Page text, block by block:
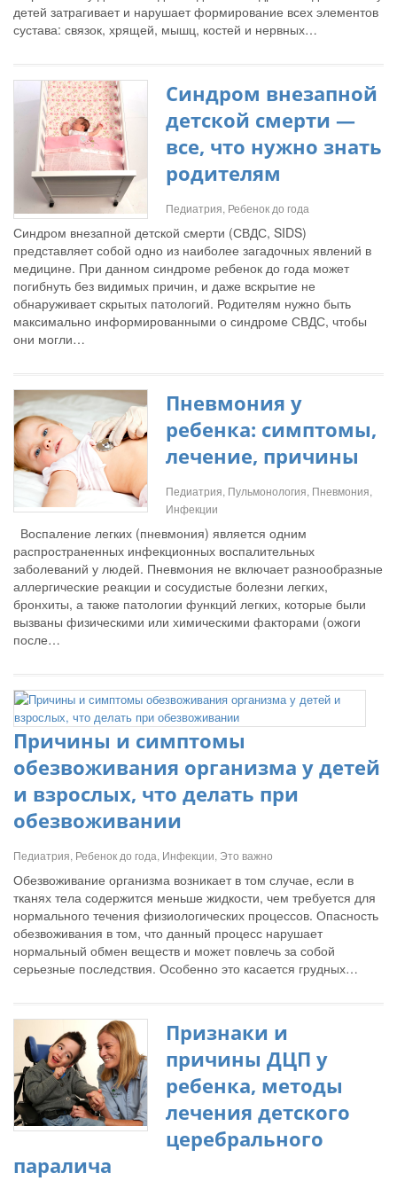
детей затрагивает и нарушает формирование всех элементов
сустава: связок, хрящей, мышц, костей и нервных…
Синдром внезапной
детской смерти —
все, что нужно знать
родителям
Педиатрия, Ребенок до года
Синдром внезапной детской смерти (СВДС, SIDS)
представляет собой одно из наиболее загадочных явлений в
медицине. При данном синдроме ребенок до года может
погибнуть без видимых причин, и даже вскрытие не
обнаруживает скрытых патологий. Родителям нужно быть
максимально информированными о синдроме СВДС, чтобы
они могли…
Пневмония у
ребенка: симптомы,
лечение, причины
Педиатрия, Пульмонология, Пневмония,
Инфекции
Воспаление легких (пневмония) является одним
распространенных инфекционных воспалительных
заболеваний у людей. Пневмония не включает разнообразные
аллергические реакции и сосудистые болезни легких,
бронхиты, а также патологии функций легких, которые были
вызваны физическими или химическими факторами (ожоги
после…
Причины и симптомы
обезвоживания организма у детей
и взрослых, что делать при
обезвоживании
Педиатрия, Ребенок до года, Инфекции, Это важно
Обезвоживание организма возникает в том случае, если в
тканях тела содержится меньше жидкости, чем требуется для
нормального течения физиологических процессов. Опасность
обезвоживания в том, что данный процесс нарушает
нормальный обмен веществ и может повлечь за собой
серьезные последствия. Особенно это касается грудных…
Признаки и
причины ДЦП у
ребенка, методы
лечения детского
церебрального
паралича